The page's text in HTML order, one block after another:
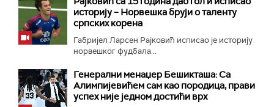
историју – Норвешка бруји о таленту
српских корена
Габријел Ларсен Рајковић исписао је историју
норвешког фудбала...
Генерални менаџер Бешикташа: Са
Алимпијевићем сам као породица, прави
успех није једном достићи врх